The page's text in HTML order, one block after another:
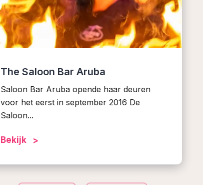
The Saloon Bar Aruba
Saloon Bar Aruba opende haar deuren
voor het eerst in september 2016 De
Saloon...
Bekijk